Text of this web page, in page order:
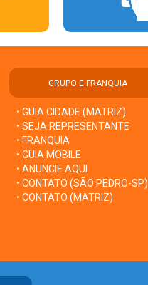
GRUPO E FRANQUIA
• GUIA CIDADE (MATRIZ)
• SEJA REPRESENTANTE
• FRANQUIA
• GUIA MOBILE
• ANUNCIE AQUI
• CONTATO (SÃO PEDRO-SP)
• CONTATO (MATRIZ)